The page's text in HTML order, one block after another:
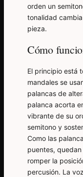
orden un
tonalidad
pieza.
Cómo
El principio está
mandales se
palancas de
palanca acorta
vibrante de su
semitono y
Como las
puentes,
romper la
percusión. La